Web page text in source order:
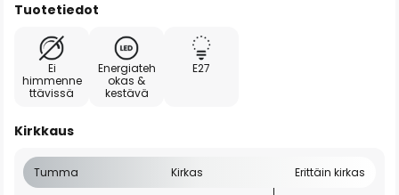
Tuotetiedot
Ei
himmenne
ttävissä
Energiateh
okas &
kestävä
E27
Kirkkaus
Tumma Kirkas Erittäin kirkas